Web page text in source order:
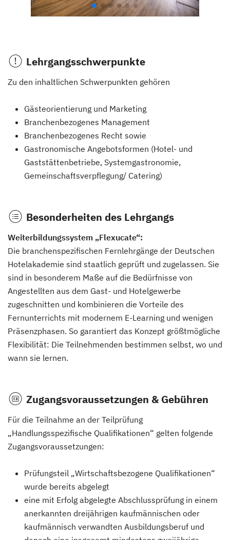
Lehrgangsschwerpunkte
Zu den inhaltlichen Schwerpunkten gehören
Gästeorientierung und Marketing
Branchenbezogenes Management
Branchenbezogenes Recht sowie
Gastronomische Angebotsformen (Hotel- und
Gaststättenbetriebe, Systemgastronomie,
Gemeinschaftsverpflegung/ Catering)
Besonderheiten des Lehrgangs
Weiterbildungssystem „Flexucate“:
Die branchenspezifischen Fernlehrgänge der Deutschen
Hotelakademie sind staatlich geprüft und zugelassen. Sie
sind in besonderem Maße auf die Bedürfnisse von
Angestellten aus dem Gast- und Hotelgewerbe
zugeschnitten und kombinieren die Vorteile des
Fernunterrichts mit modernem E-Learning und wenigen
Präsenzphasen. So garantiert das Konzept größtmögliche
Flexibilität: Die Teilnehmenden bestimmen selbst, wo und
wann sie lernen.
Zugangsvoraussetzungen & Gebühren
Für die Teilnahme an der Teilprüfung
„Handlungsspezifische Qualifikationen“ gelten folgende
Zugangsvoraussetzungen:
Prüfungsteil „Wirtschaftsbezogene Qualifikationen“
wurde bereits abgelegt
eine mit Erfolg abgelegte Abschlussprüfung in einem
anerkannten dreijährigen kaufmännischen oder
kaufmännisch verwandten Ausbildungsberuf und